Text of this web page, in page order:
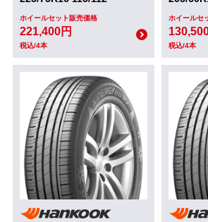
ホイールセット販売価格
221,400円
税込/4本
ホイールセ
税込/4本